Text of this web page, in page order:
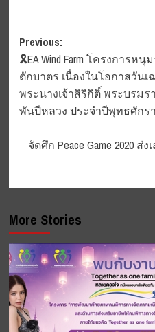
Post
navigation
Previous:
🎗EA Wind Farm โครงการ
ตักบาตร เนื่องในโอกาสวัน
พระนางเจ้าสิริกิติ์ พระบรม
พันปีหลวง ประจำปีพุทธศักรา
จัดศึก Peace Game 2020
More Stories